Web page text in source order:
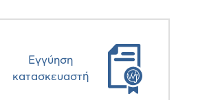
Eγγύηση
κατασκευαστή